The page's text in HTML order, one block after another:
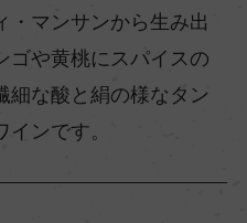
・マンサンから生み出
ゴや黄桃にスパイスの
細な酸と絹の様なタン
ンです。